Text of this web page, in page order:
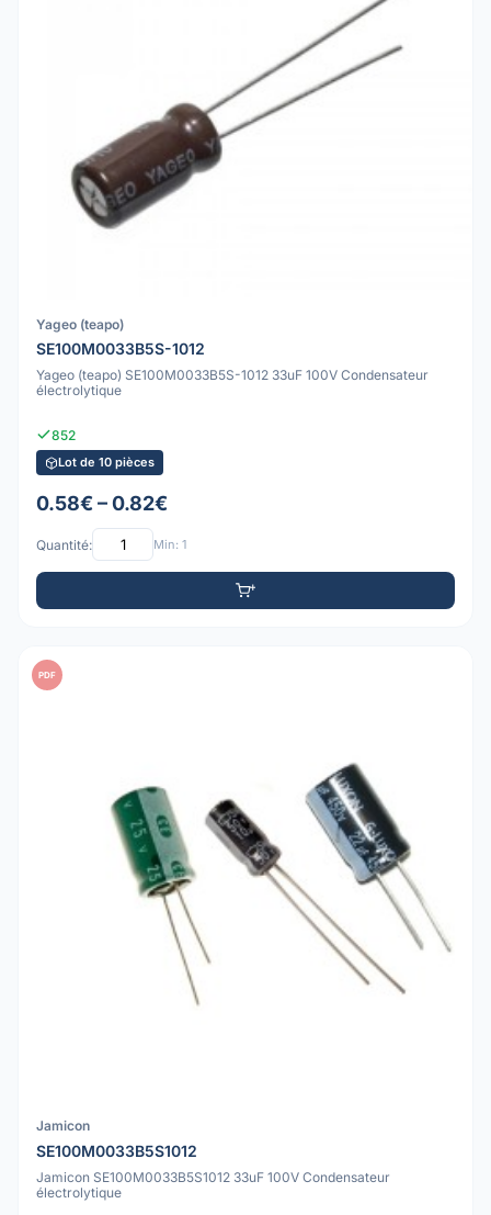
Yageo (teapo)
SE100M0033B5S-1012
Yageo (teapo) SE100M0033B5S-1012 33uF 100V Condensateur
électrolytique
852
Lot de 10 pièces
0.58€ – 0.82€
Quantité: Min: 1
PDF
Jamicon
SE100M0033B5S1012
Jamicon SE100M0033B5S1012 33uF 100V Condensateur
électrolytique